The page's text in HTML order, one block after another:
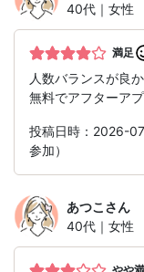
40代｜女性
満足
人数バランスが良か
無料でアフターア
投稿日時：2026-
参加）
あつこ さん
40代｜女性